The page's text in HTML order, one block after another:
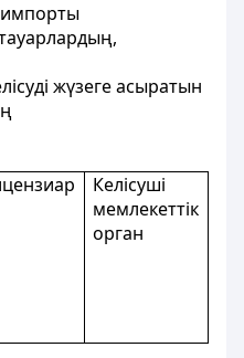
жүзеге асыратын
Келісуші
мемлекеттік
орган